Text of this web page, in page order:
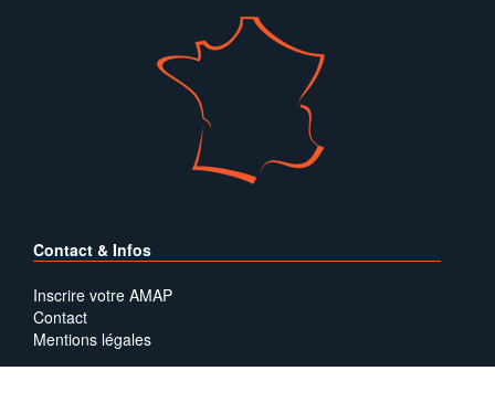
Contact & Infos
Inscrire votre AMAP
Contact
Mentions légales